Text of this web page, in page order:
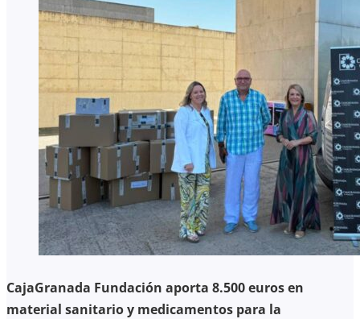
CajaGranada Fundación aporta 8.500 euros en
material sanitario y medicamentos para la